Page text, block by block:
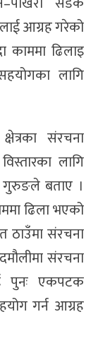
आग्रह गरेको
काममा ढिलाइ
लागि
संरचना
लागि
गुरुङले बताए ।
ढिला भएको
ठाउँमा संरचना
संरचना
पुनः एकपटक
गर्न आग्रह